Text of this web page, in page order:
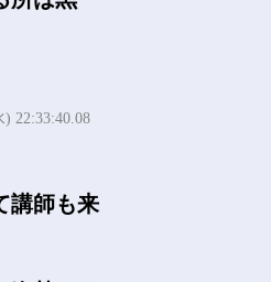
) 22:33:40.08
講師も来